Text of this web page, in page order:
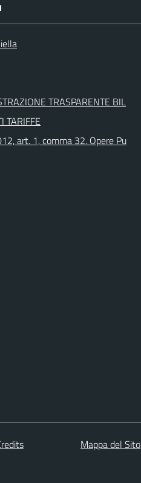
TRASPARENTE BIL
TARIFFE
art. 1, comma 32. Opere Pu
Mappa del Sito